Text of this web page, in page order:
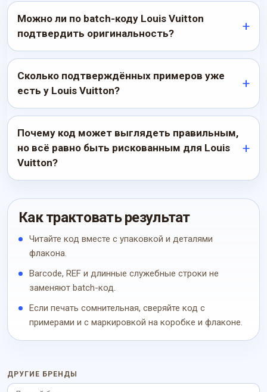
Можно ли по batch-коду Louis Vuitton
подтвердить оригинальность?
Сколько подтверждённых примеров уже
есть у Louis Vuitton?
Почему код может выглядеть правильным,
но всё равно быть рискованным для Louis
Vuitton?
Как трактовать результат
Читайте код вместе с упаковкой и деталями
флакона.
Barcode, REF и длинные служебные строки не
заменяют batch-код.
Если печать сомнительная, сверяйте код с
примерами и с маркировкой на коробке и флаконе.
ДРУГИЕ БРЕНДЫ